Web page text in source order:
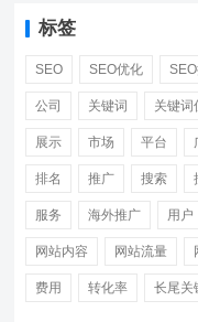
标签
SEO SEO优化
公司 关键词 关键词
展示 市场 平台
排名 推广 搜索
服务 海外推广 用户
网站内容 网站流量
费用 转化率 长尾关